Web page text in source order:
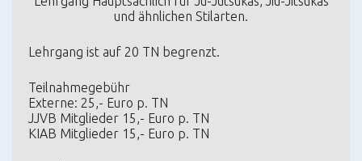
und ähnlichen Stilarten.
Lehrgang ist auf 20 TN begrenzt.
Teilnahmegebühr
Externe: 25,- Euro p. TN
JJVB Mitglieder 15,- Euro p. TN
KIAB Mitglieder 15,- Euro p. TN